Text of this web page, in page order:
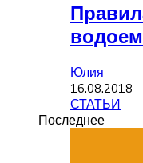
Юлия
16.08.2018
СТАТЬИ
Последнее